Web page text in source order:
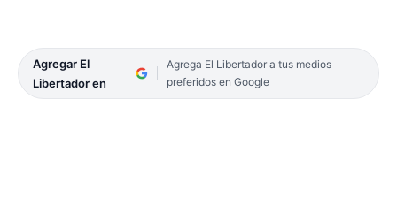
Agregar El
Libertador en
Agrega El Libertador a tus medios
preferidos en Google